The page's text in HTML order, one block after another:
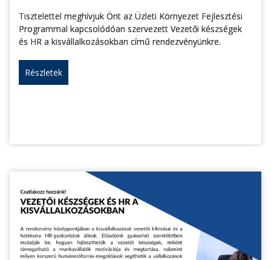
Tisztelettel meghívjuk Önt az Üzleti Környezet Fejlesztési
Programmal kapcsolódóan szervezett Vezetői készségek
és HR a kisvállalkozásokban című rendezvényünkre.
Részletek